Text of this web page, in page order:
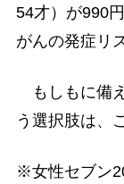
54才）が990
がんの発症リ
もしもに備
う選択肢は、
※女性セブン